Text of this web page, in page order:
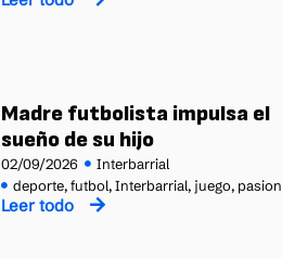
Madre futbolista impulsa el
sueño de su hijo
02/09/2026
Interbarrial
deporte,futbol,Interbarrial, juego, pasion
Leer todo